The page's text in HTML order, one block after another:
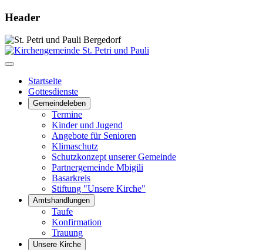
Header
Startseite
Gottesdienste
Gemeindeleben
Termine
Kinder und Jugend
Angebote für Senioren
Klimaschutz
Schutzkonzept unserer Gemeinde
Partnergemeinde Mbigili
Basarkreis
Stiftung "Unsere Kirche"
Amtshandlungen
Taufe
Konfirmation
Trauung
Unsere Kirche